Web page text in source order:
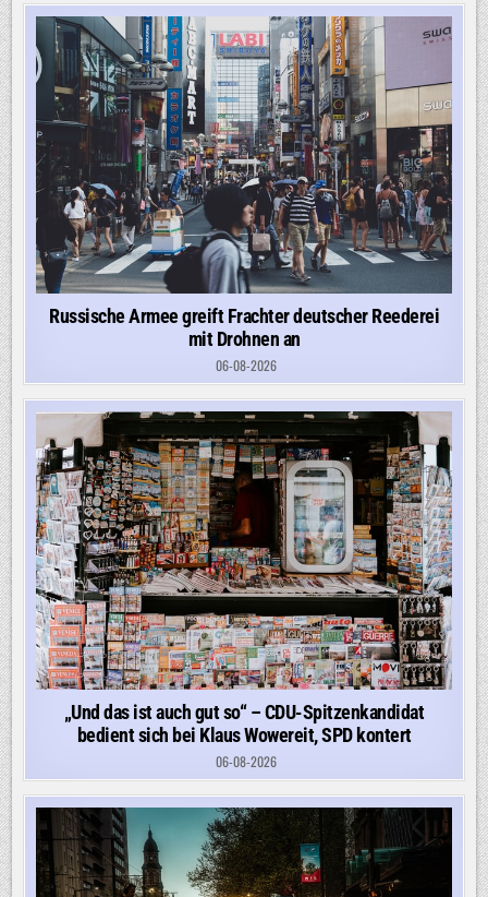
Russische Armee greift Frachter deutscher Reederei
mit Drohnen an
06-08-2026
„Und das ist auch gut so“ – CDU-Spitzenkandidat
bedient sich bei Klaus Wowereit, SPD kontert
06-08-2026